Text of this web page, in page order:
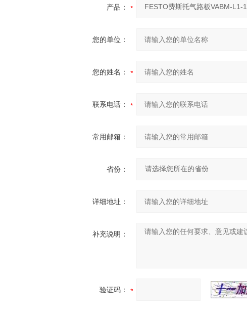
产品：
您的单位：
您的姓名：
联系电话：
常用邮箱：
省份：
详细地址：
补充说明：
验证码：